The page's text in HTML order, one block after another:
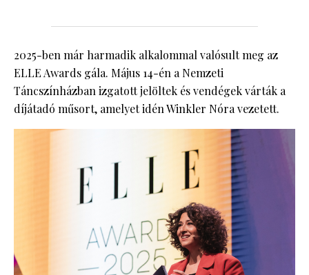
2025-ben már harmadik alkalommal valósult meg az
ELLE Awards gála. Május 14-én a Nemzeti
Táncszínházban izgatott jelöltek és vendégek várták a
díjátadó műsort, amelyet idén Winkler Nóra vezetett.